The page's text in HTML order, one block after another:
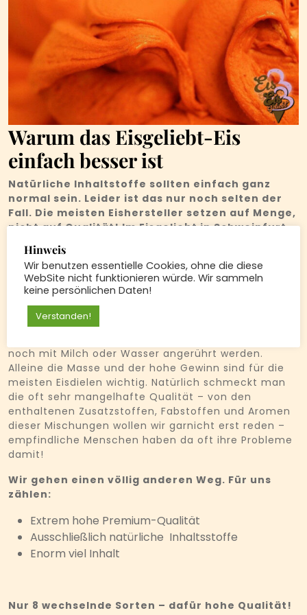
Warum das Eisgeliebt-Eis
einfach besser ist
Natürliche Inhaltstoffe sollten einfach ganz
normal sein. Leider ist das nur noch selten der
Fall. Die meisten Eishersteller setzen auf Menge,
nicht auf Qualität! Im Eisgeliebt in Schweinfurt
ist das ganz anders! Hier setzen wir
ausschließlich auf natürliche Inhaltsstoffe.
Klar, es ist etwas teurer – die Qualtätsunterschiede
schmeckt man aber sofort. Was die meisten
Eisdielen heute als hausgemachtes Eis bezeichnen
bedeutet wirklich oft, dass es zwar im Haus gemacht
noch mit Milch oder Wasser angerührt werden.
Alleine die Masse und der hohe Gewinn sind für die
meisten Eisdielen wichtig. Natürlich schmeckt man
die oft sehr mangelhafte Qualität – von den
enthaltenen Zusatzstoffen, Fabstoffen und Aromen
dieser Mischungen wollen wir garnicht erst reden –
empfindliche Menschen haben da oft ihre Probleme
damit!
Wir gehen einen völlig anderen Weg. Für uns
zählen:
Extrem hohe Premium-Qualität
Ausschließlich natürliche Inhaltsstoffe
Enorm viel Inhalt
Nur 8 wechselnde Sorten – dafür hohe Qualität!
Hinweis
Wir benutzen essentielle Cookies, ohne die diese
WebSite nicht funktionieren würde. Wir sammeln
keine persönlichen Daten!
Verstanden!